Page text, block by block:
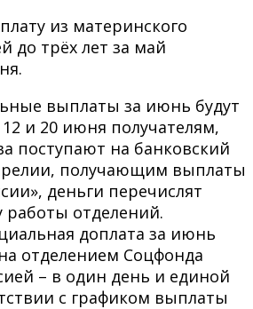
из материнского
до трёх лет за май
выплаты за июнь будут
и 20 июня получателям,
поступают на банковский
получающим выплаты
деньги перечислят
работы отделений.
доплата за июнь
отделением Соцфонда
– в один день и единой
с графиком выплаты